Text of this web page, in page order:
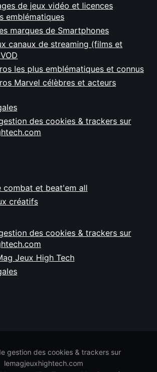
de jeux vidéo et licences
emblématiques
marques de Smartphones
canaux de streaming (films et
les plus emblématiques et connus
Marvel célèbres et acteurs
des cookies & trackers sur
combat et beat'em all
créatifs
des cookies & trackers sur
Jeux High Tech
gestion des cookies & trackers sur
lemagjeuxhightech.com